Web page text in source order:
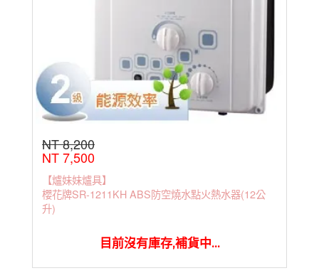
NT 8,200
NT 7,500
【爐妹妹爐具】
櫻花牌SR-1211KH ABS防空燒水點火熱水器(12公
升)
目前沒有庫存,補貨中...